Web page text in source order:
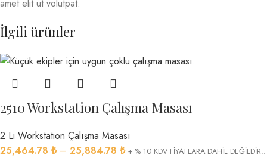
amet elit ut volutpat.
İlgili ürünler
2510 Workstation Çalışma Masası
2 Li Workstation Çalışma Masası
25,464.78 ₺ – 25,884.78 ₺ + % 10 KDV FİYATLARA DAHİL DEĞİLDİR..